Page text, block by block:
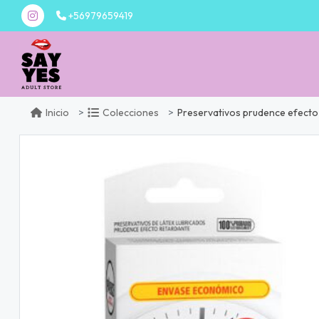
+56979659419
Inicio Colecciones Preservativos prudence